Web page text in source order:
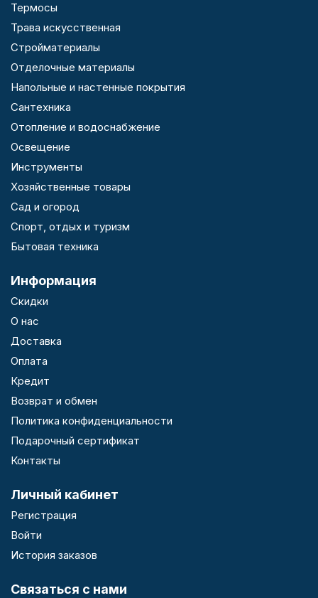
Термосы
Трава искусственная
Стройматериалы
Отделочные материалы
Напольные и настенные покрытия
Сантехника
Отопление и водоснабжение
Освещение
Инструменты
Хозяйственные товары
Сад и огород
Спорт, отдых и туризм
Бытовая техника
Информация
Скидки
О нас
Доставка
Оплата
Кредит
Возврат и обмен
Политика конфиденциальности
Подарочный сертификат
Контакты
Личный кабинет
Регистрация
Войти
История заказов
Связаться с нами